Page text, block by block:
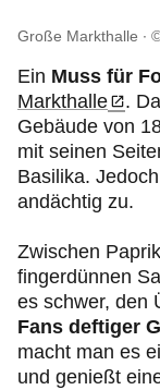
Große Markthalle
Ein Muss für
Markthalle
.
Gebäude von
mit seinen
Basilika.
andächtig zu.
Zwischen
fingerdünnen
es schwer, den
Fans deftiger
macht man es
und genießt